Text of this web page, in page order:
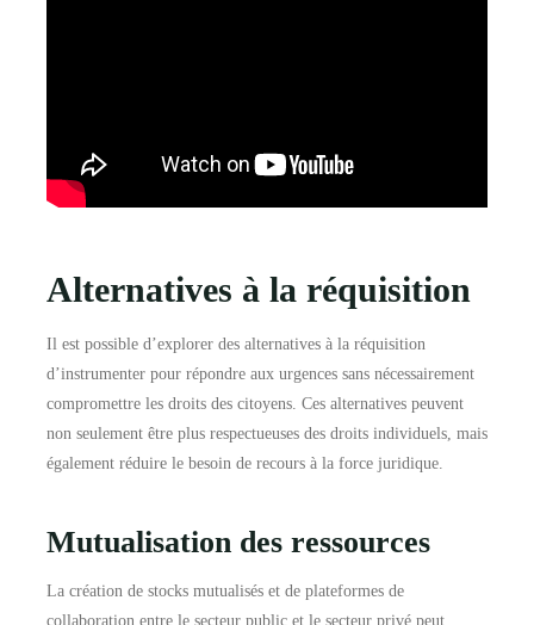
Alternatives à la réquisition
Il est possible d’explorer des alternatives à la réquisition
d’instrumenter pour répondre aux urgences sans nécessairement
compromettre les droits des citoyens. Ces alternatives peuvent
non seulement être plus respectueuses des droits individuels, mais
également réduire le besoin de recours à la force juridique.
Mutualisation des ressources
La création de stocks mutualisés et de plateformes de
collaboration entre le secteur public et le secteur privé peut